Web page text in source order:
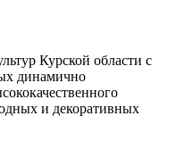
Курской области с
динамично
и декоративных